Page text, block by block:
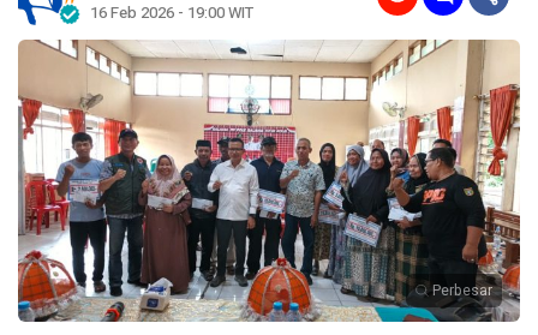
16 Feb 2026 - 19:00 WIT
Perbesar